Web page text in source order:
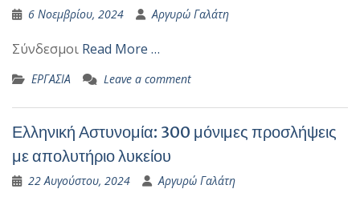
6 Νοεμβρίου, 2024 Αργυρώ Γαλάτη
Σύνδεσμοι Read More …
ΕΡΓΑΣΙΑ Leave a comment
Ελληνική Αστυνομία: 300 μόνιμες προσλήψεις
με απολυτήριο λυκείου
22 Αυγούστου, 2024 Αργυρώ Γαλάτη